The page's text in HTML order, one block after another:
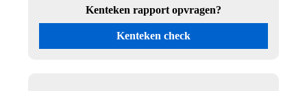
Kenteken rapport opvragen?
Kenteken check